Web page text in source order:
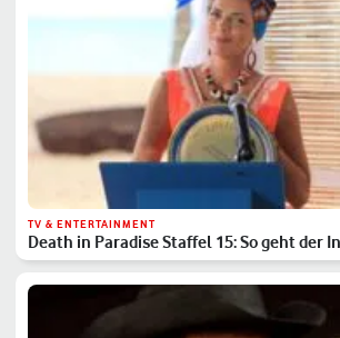
TV & ENTERTAINMENT
Death in Paradise Staffel 15: So geht der